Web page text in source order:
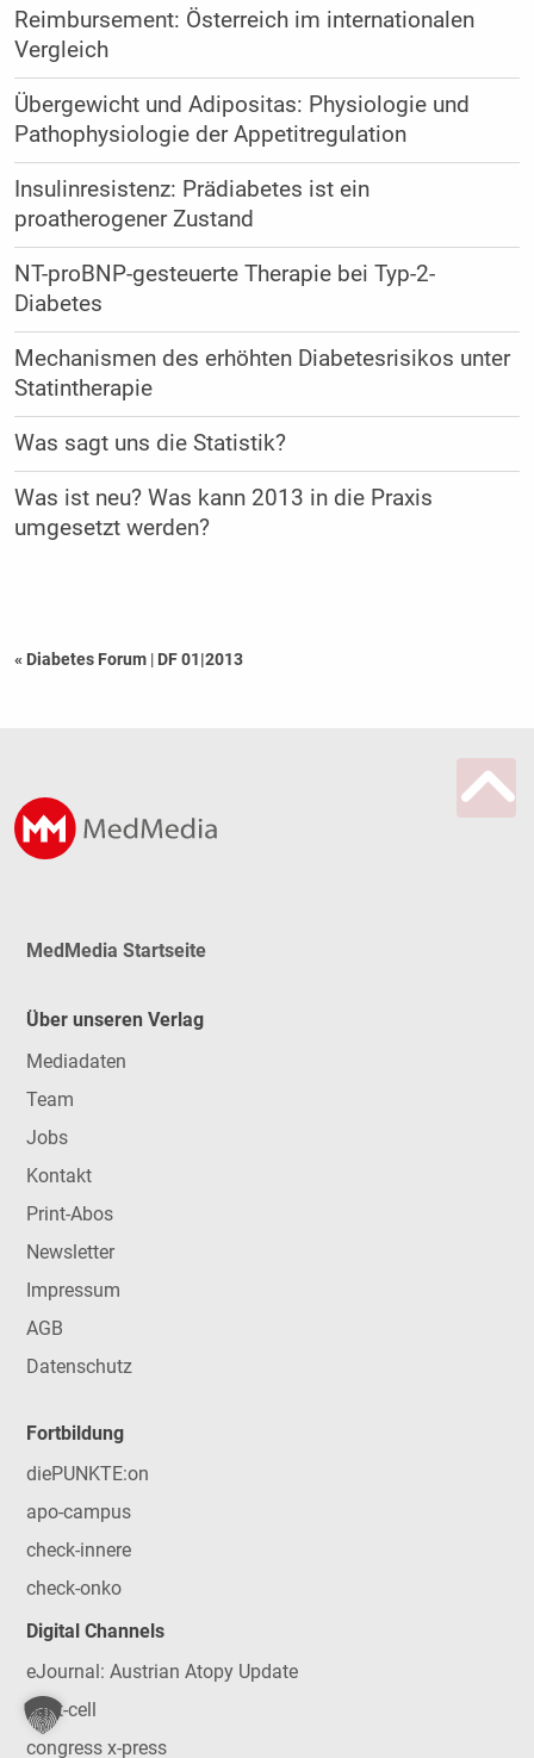
Reimbursement: Österreich im internationalen
Vergleich
Übergewicht und Adipositas: Physiologie und
Pathophysiologie der Appetitregulation
Insulinresistenz: Prädiabetes ist ein
proatherogener Zustand
NT-proBNP-gesteuerte Therapie bei Typ-2-
Diabetes
Mechanismen des erhöhten Diabetesrisikos unter
Statintherapie
Was sagt uns die Statistik?
Was ist neu? Was kann 2013 in die Praxis
umgesetzt werden?
« Diabetes Forum | DF 01|2013
MedMedia Startseite
Über unseren Verlag
Mediadaten
Team
Jobs
Kontakt
Print-Abos
Newsletter
Impressum
AGB
Datenschutz
Fortbildung
diePUNKTE:on
apo-campus
check-innere
check-onko
Digital Channels
eJournal: Austrian Atopy Update
car-t-cell
congress x-press